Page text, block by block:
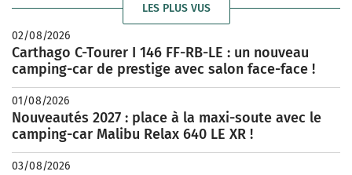
LES PLUS VUS
02/08/2026
Carthago C-Tourer I 146 FF-RB-LE : un nouveau
camping-car de prestige avec salon face-face !
01/08/2026
Nouveautés 2027 : place à la maxi-soute avec le
camping-car Malibu Relax 640 LE XR !
03/08/2026